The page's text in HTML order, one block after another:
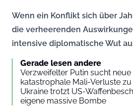
Wenn ein Konflikt sich über
die verheerenden
intensive diplomatische Wut
Gerade lesen andere
Verzweifelter Putin sucht
katastrophale Mali-Verluste
Ukraine trotzt US-
eigene massive Bombe